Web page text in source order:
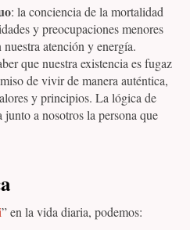
: la conciencia de la mortalidad
y preocupaciones menores
atención y energía.
que nuestra existencia es fugaz
de vivir de manera auténtica,
y principios. La lógica de
a nosotros la persona que
” en la vida diaria, podemos: